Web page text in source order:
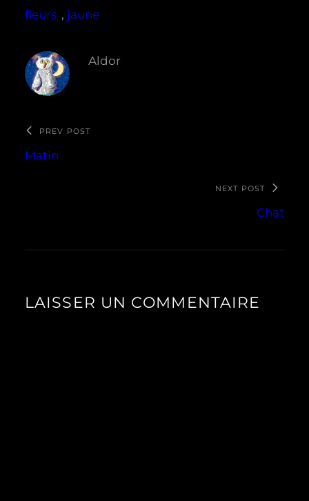
fleurs , jaune
Aldor
PREV POST
Matin
NEXT POST
Chat
LAISSER UN COMMENTAIRE